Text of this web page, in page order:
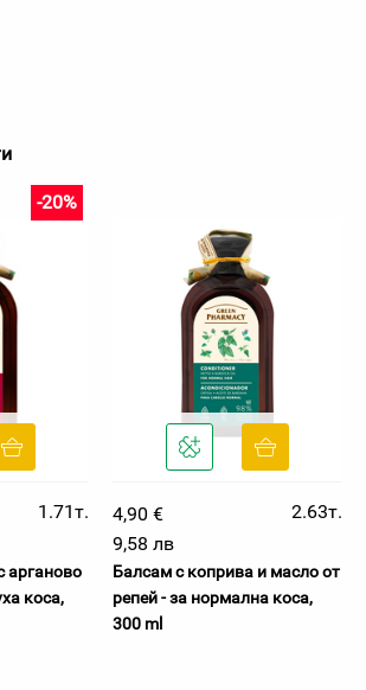
-20%
1.71т.
арганово
коса,
4,90 €
2.63т.
9,58 лв
Балсам с коприва и масло от
репей - за нормална коса,
300 ml